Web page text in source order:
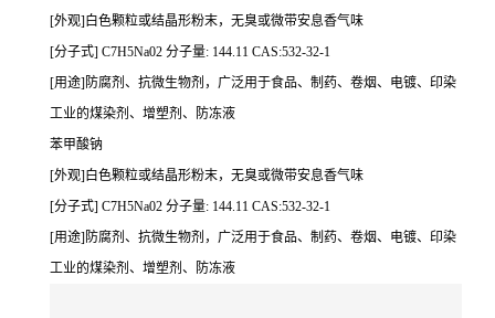
[外观]白色颗粒或结晶形粉末，无臭或微带安息香气味
[分子式] C7H5Na02 分子量: 144.11 CAS:532-32-1
[用途]防腐剂、抗微生物剂，广泛用于食品、制药、卷烟、电镀、印染
工业的煤染剂、增塑剂、防冻液
苯甲酸钠
[外观]白色颗粒或结晶形粉末，无臭或微带安息香气味
[分子式] C7H5Na02 分子量: 144.11 CAS:532-32-1
[用途]防腐剂、抗微生物剂，广泛用于食品、制药、卷烟、电镀、印染
工业的煤染剂、增塑剂、防冻液